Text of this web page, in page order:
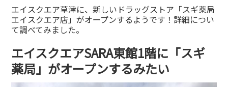
有
エイスクエア草津に、新しいドラッグストア「スギ薬局
エイスクエア店」がオープンするようです！詳細につい
て調べてみました。
エイスクエアSARA東館1階に「スギ
薬局」がオープンするみたい